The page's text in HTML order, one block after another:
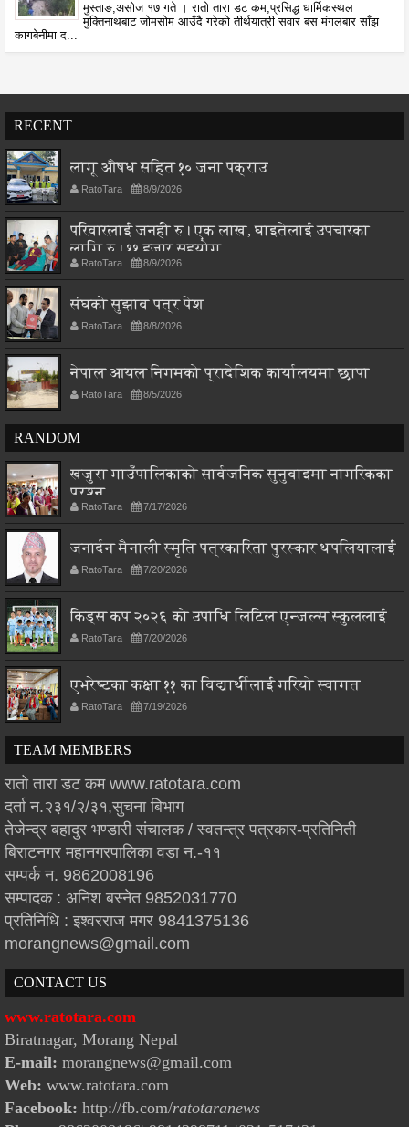
मुस्ताङ,असोज १७ गते । रातो तारा डट कम,प्रसिद्ध धार्मिकस्थल
मुक्तिनाथबाट जोमसोम आउँदै गरेको तीर्थयात्री सवार बस मंगलबार साँझ
कागबेनीमा द...
RECENT
लागू औषध सहित १० जना पक्राउ
RatoTara 8/9/2026
परिवारलाई जनही रु। एक लाख, घाइतेलाई उपचारका
लागि रु। ११ हजार सहयोग
RatoTara 8/9/2026
संघको सुझाव पत्र पेश
RatoTara 8/8/2026
नेपाल आयल निगमको प्रादेशिक कार्यालयमा छापा
RatoTara 8/5/2026
RANDOM
खजुरा गाउँपालिकाको सार्वजनिक सुनुवाइमा नागरिकका
प्रश्न
RatoTara 7/17/2026
जनार्दन मैनाली स्मृति पत्रकारिता पुरस्कार थपलियालाई
RatoTara 7/20/2026
किड्स कप २०२६ को उपाधि लिटिल एन्जल्स स्कुललाई
RatoTara 7/20/2026
एभरेष्टका कक्षा ११ का विद्यार्थीलाई गरियो स्वागत
RatoTara 7/19/2026
TEAM MEMBERS
रातो तारा डट कम www.ratotara.com
दर्ता न.२३१/२/३१,सुचना बिभाग
तेजेन्द्र बहादुर भण्डारी संचालक / स्वतन्त्र पत्रकार-प्रतिनिती
बिराटनगर महानगरपालिका वडा न.-११
सम्पर्क न. 9862008196
सम्पादक : अनिश बस्नेत 9852031770
प्रतिनिधि : इश्वरराज मगर 9841375136
morangnews@gmail.com
CONTACT US
www.ratotara.com
Biratnagar, Morang Nepal
E-mail: morangnews@gmail.com
Web: www.ratotara.com
Facebook: http://fb.com/ratotaranews